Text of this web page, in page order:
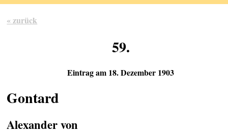
« zurück
59.
Eintrag am 18. Dezember 1903
Gontard
Alexander von